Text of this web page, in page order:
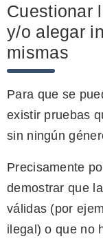
Cuestionar
y/o alegar
mismas
Para que se
existir pruebas
sin ningún
Precisamente
demostrar que
válidas (por
ilegal) o que no